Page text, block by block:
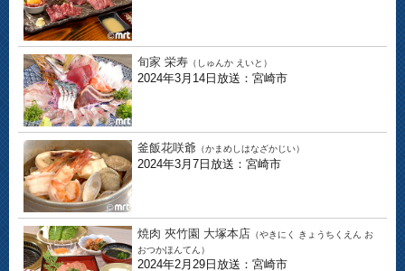
旬家 栄寿 （しゅんか えいと）
2024年3月14日放送：宮崎市
釜飯花咲爺 （かまめしはなざかじい）
2024年3月7日放送：宮崎市
焼肉 夾竹園 大塚本店 （やきにく きょうちくえん お
おつかほんてん）
2024年2月29日放送：宮崎市